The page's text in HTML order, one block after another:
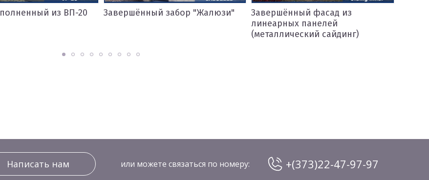
Завершённый забор "Жалюзи"
Завершённый фасад из
(металлический сайдинг)
Завершённый фасад из
профнастила С-8
Написать нам или можете связаться по номеру: +(373)22-47-97-97